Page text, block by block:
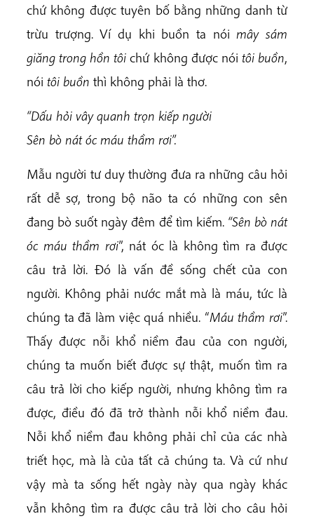
chứ không được tuyên bố bằng những danh từ
trừu trượng. Ví dụ khi buồn ta nóimây sám
giăng trong hồn tôi chứ không được nói tôi buồn,
nói tôi buồn thì không phải là thơ.
“Dấu hỏi vây quanh trọn kiếp người
Sên bò nát óc máu thầm rơi”.
Mẫu người tư duy thường đưa ra những câu hỏi
rất dễ sợ, trong bộ não ta có những con sên
đang bò suốt ngày đêm để tìm kiếm. “Sên bò nát
óc máu thầm rơi”, nát óc là không tìm ra được
câu trả lời. Đó là vấn đề sống chết của con
người. Không phải nước mắt mà là máu, tức là
chúng ta đã làm việc quá nhiều. “Máu thầm rơi”.
Thấy được nỗi khổ niềm đau của con người,
chúng ta muốn biết được sự thật, muốn tìm ra
câu trả lời cho kiếp người, nhưng không tìm ra
được, điều đó đã trở thành nỗi khổ niềm đau.
Nỗi khổ niềm đau không phải chỉ của các nhà
triết học, mà là của tất cả chúng ta. Và cứ như
vậy mà ta sống hết ngày này qua ngày khác
vẫn không tìm ra được câu trả lời cho câu hỏi